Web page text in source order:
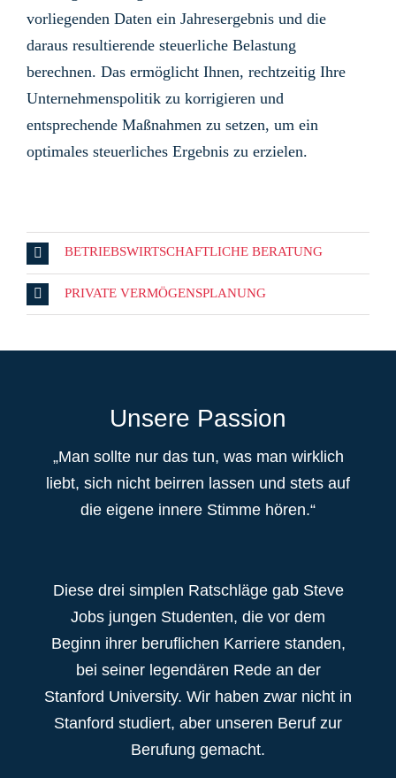
vorliegenden Daten ein Jahresergebnis und die
daraus resultierende steuerliche Belastung
berechnen. Das ermöglicht Ihnen, rechtzeitig Ihre
Unternehmenspolitik zu korrigieren und
entsprechende Maßnahmen zu setzen, um ein
optimales steuerliches Ergebnis zu erzielen.
BETRIEBSWIRTSCHAFTLICHE BERATUNG
PRIVATE VERMÖGENSPLANUNG
Unsere Passion
„Man sollte nur das tun, was man wirklich
liebt, sich nicht beirren lassen und stets auf
die eigene innere Stimme hören.“
Diese drei simplen Ratschläge gab Steve
Jobs jungen Studenten, die vor dem
Beginn ihrer beruflichen Karriere standen,
bei seiner legendären Rede an der
Stanford University. Wir haben zwar nicht in
Stanford studiert, aber unseren Beruf zur
Berufung gemacht.